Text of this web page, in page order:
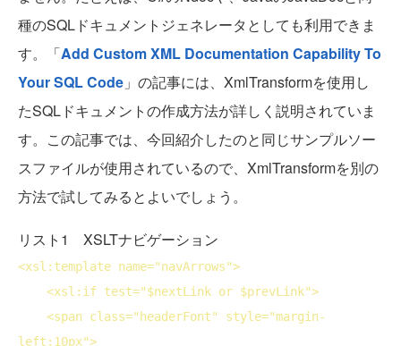
種のSQLドキュメントジェネレータとしても利用できま
す。「Add Custom XML Documentation Capability To
Your SQL Code 」の記事には、XmlTransformを使用し
たSQLドキュメントの作成方法が詳しく説明されていま
す。この記事では、今回紹介したのと同じサンプルソー
スファイルが使用されているので、XmlTransformを別の
方法で試してみるとよいでしょう。
リスト1 XSLTナビゲーション
<xsl:template name="navArrows">
<xsl:if test="$nextLink or $prevLink">
<span class="headerFont" style="margin-
left:10px">